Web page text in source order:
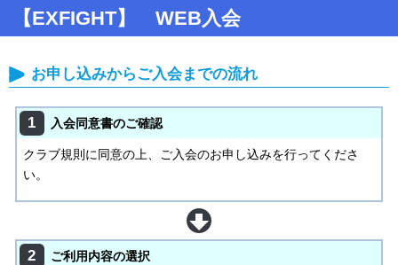
【EXFIGHT】 WEB入会
お申し込みからご入会までの流れ
1 入会同意書のご確認
クラブ規則に同意の上、ご入会のお申し込みを行ってくださ
い。
2 ご利用内容の選択